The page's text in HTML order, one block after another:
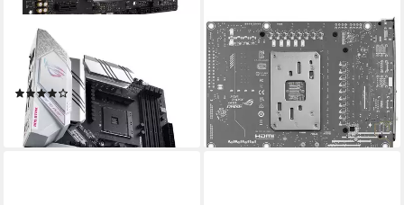
ASUS
ROG STRIX B550-A GAMING
Mainboard
(6)
ab 162,79 €
lieferbar - in 3-4 Werktagen bei dir
ASUS
ROG STRIX B850-A GAMING
WIFI7 NEO Mainboard
ab 284,00 €
lieferbar - in 3-4 Werktagen bei dir